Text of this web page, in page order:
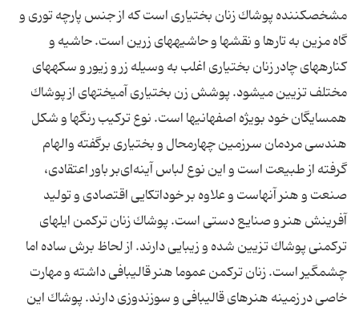
مشخص‏كننده پوشاك زنان بختیارى است كه از جنس پارچه تورى و
گاه مزین به تارها و نقشها و حاشیه‏هاى زرین است. حاشیه و
كناره‏هاى چادر زنان بختیارى اغلب به وسیله زر و زیور و سكه‏هاى
مختلف تزیین مى‏شود. پوشش زن بختیارى آمیخته‏اى از پوشاك
همسایگان خود بویژه اصفهانیها است. نوع تركیب رنگها و شكل
هندسی مردمان سرزمین چهارمحال و بختیاری برگفته والهام
گرفته از طبیعت است و این نوع لباس آینه‌ای‌بر باور اعتقادی،
صنعت و هنر آنهاست و علاوه بر خوداتكایی اقتصادی و تولید
آفرینش هنر و صنایع دستی است. پوشاك زنان تركمن ایلهاى
تركمنى پوشاك تزیین شده و زیبایى دارند. از لحاظ برش ساده اما
چشمگیر است. زنان تركمن عموما هنر قالى‏بافى داشته و مهارت
خاصى در زمینه هنرهاى قالى‏بافى و سوزن‏دوزى دارند. پوشاك این